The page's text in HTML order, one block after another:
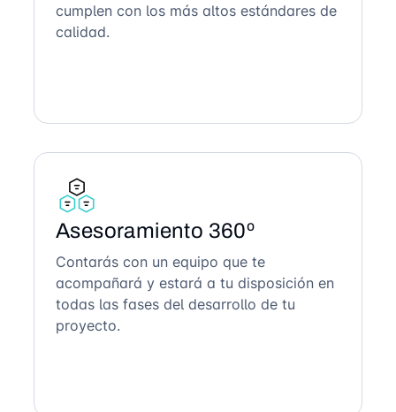
cumplen con los más altos estándares de
calidad.
Asesoramiento 360º
Contarás con un equipo que te
acompañará y estará a tu disposición en
todas las fases del desarrollo de tu
proyecto.